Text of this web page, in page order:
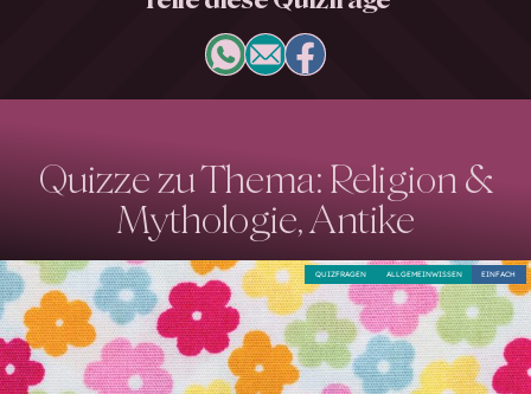
Quizze zu Thema: Religion &
Mythologie, Antike
EINFACH
ALLGEMEINWISSEN
QUIZFRAGEN